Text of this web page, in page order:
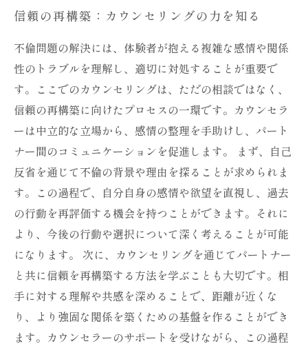
信頼の再構築：カウンセリングの力を知る
不倫問題の解決には、体験者が抱える複雑な感情や関係
性のトラブルを理解し、適切に対処することが重要で
す。ここでのカウンセリングは、ただの相談ではなく、
信頼の再構築に向けたプロセスの一環です。カウンセラ
ーは中立的な立場から、感情の整理を手助けし、パート
ナー間のコミュニケーションを促進します。 まず、自己
反省を通じて不倫の背景や理由を探ることが求められま
す。この過程で、自分自身の感情や欲望を直視し、過去
の行動を再評価する機会を持つことができます。それに
より、今後の行動や選択について深く考えることが可能
になります。 次に、カウンセリングを通じてパートナー
と共に信頼を再構築する方法を学ぶことも大切です。相
手に対する理解や共感を深めることで、距離が近くな
り、より強固な関係を築くための基盤を作ることができ
ます。カウンセラーのサポートを受けながら、この過程